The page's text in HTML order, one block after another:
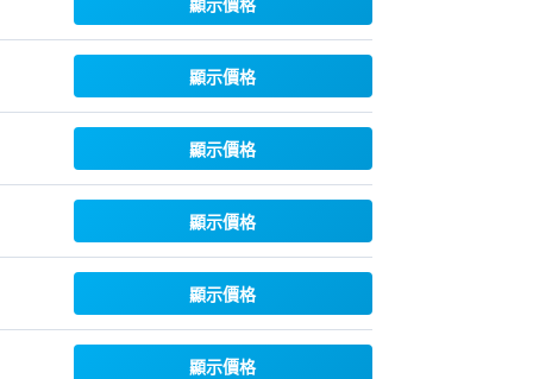
顯示價格
顯示價格
顯示價格
顯示價格
顯示價格